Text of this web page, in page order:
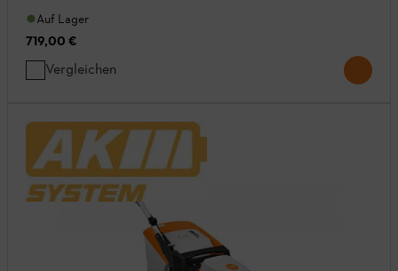
Auf Lager
719,00 €
Vergleichen